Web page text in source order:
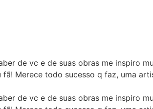
de vc e de suas obras me inspiro
Merece todo sucesso q faz, uma
de vc e de suas obras me inspiro